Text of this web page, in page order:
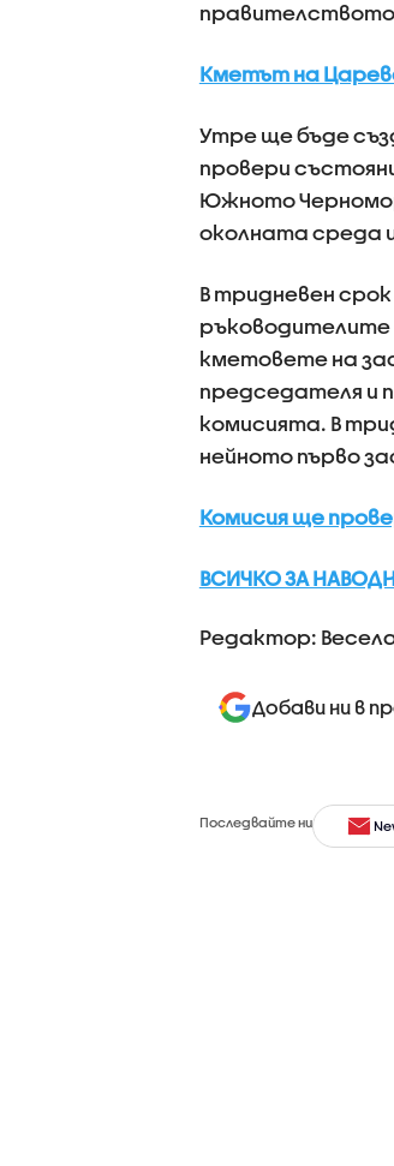
Кметът на
Утре ще бъде
провери
Южното
околната среда
В тридневен
ръководителите
кметовете на
председателя и
комисията. В
нейното първо
Комисия ще
ВСИЧКО ЗА
Редактор:
Добави ни в
Последвайте ни